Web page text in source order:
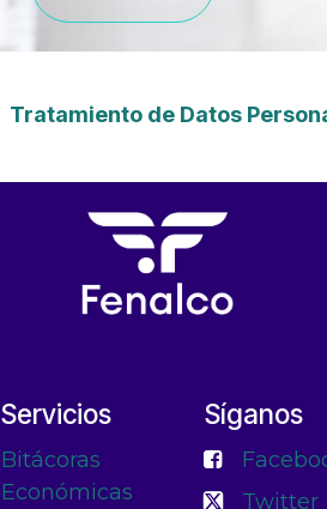
Tratamiento de Datos
Servicios
Bitácoras
Económicas
Síganos
Twitter